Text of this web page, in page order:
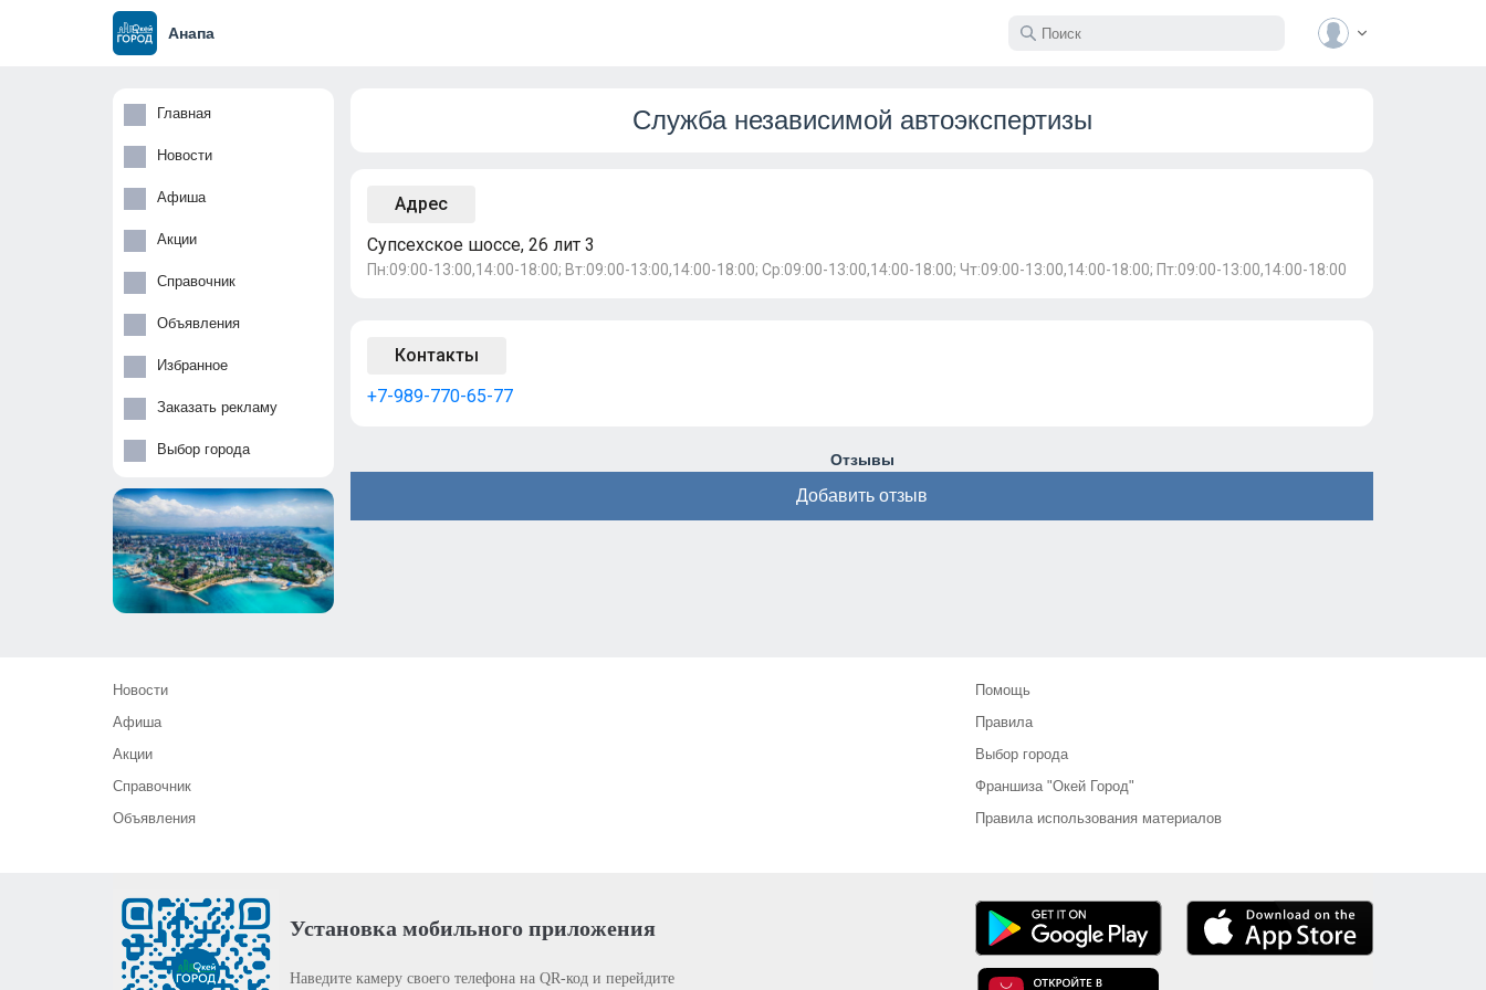
Анапа
Главная
Новости
Афиша
Акции
Справочник
Объявления
Избранное
Заказать рекламу
Выбор города
Служба независимой автоэкспертизы
Адрес
Супсехское шоссе, 26 лит 3
Пн:09:00-13:00,14:00-18:00; Вт:09:00-13:00,14:00-18:00; Ср:09:00-13:00,14:00-18:00; Чт:09:00-13:00,14:00-18:00; Пт:09:00-13:00,14:00-18:00
Контакты
+7-989-770-65-77
Отзывы
Добавить отзыв
Новости
Афиша
Акции
Справочник
Объявления
Помощь
Правила
Выбор города
Франшиза "Окей Город"
Правила использования материалов
Установка мобильного приложения
Наведите камеру своего телефона на QR-код и перейдите